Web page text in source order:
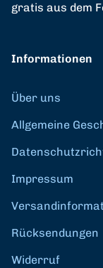
gratis aus dem
Informationen
Über uns
Allgemeine
Impressum
Rücksendungen
Widerruf